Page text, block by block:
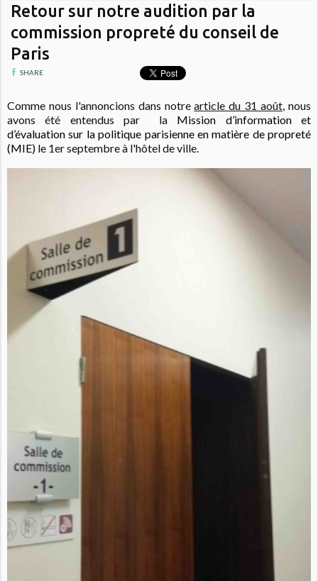
Retour sur notre audition par la
commission propreté du conseil de
Paris
SHARE
Comme nous l'annoncions dans notrearticle du 31 août, nous
avons été entendus par la Mission d’information et
d’évaluation sur la politique parisienne en matière de propreté
(MIE) le 1er septembre à l'hôtel de ville.